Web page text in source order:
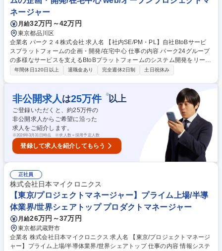
テムの企画・開発・運用推進/リモートワーク中心
ネージャー
月給32万円～42万円
東京都品川区
企業名 パーク２４株式会社 求人名 【社内SE/PM・PL】自社BtoBサービ
スプラットフォームの企画・開発/在宅中心 仕事の内容 パーク24グループ
の多様なサービスを支えるBtoBプラットフォームのシステム開発をリー
ド。事業企画段階から参画し、要件定義からリリースまでの全工程を担
ebサービス/アプリ開発（決済、オーダー、加盟店等）■顧客管理、サービ
ス管理用の社内システム/データ処理の開発■プラットフォーム事業立ち上
げに伴う戦略システムの新規開発■システム企画、要件定義、開発/試験、
リリース、運用保守まで一連の対応■ビジネスパートナーを含む10名規模
程度の開発プロジェクトマネジメント 募集職種 【社内SE/PM・PL】自社
BtoBサービスプラットフォームの企画・開発/在宅中心
年間休日120日以上 退職金あり 完全週休2日制 土日祝休み
非公開求人 は25万件 ※以上
ご登録いただくと、約25万件の
非公開求人からご希望に沿った
求人をご紹介します。
※2026年3月31日時点 ※求人数＝採用予定人数
登録して求人を紹介してもらう
正社員
株式会社日本マイクロニクス
【東京/プロジェクトマネージャー】プライム上場/半導
体業界/世界シェアトップ プロダクトマネージャー
月給26万円～37万円
東京都武蔵野市
企業名 株式会社日本マイクロニクス 求人名 【東京/プロジェクトマネージ
ャー】プライム上場/半導体業界/世界シェアトップ 仕事の内容 情報システ